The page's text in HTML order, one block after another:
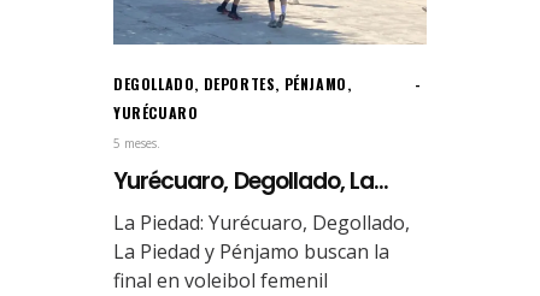
DEGOLLADO, DEPORTES, PÉNJAMO,
YURÉCUARO
5 meses.
Yurécuaro, Degollado, La...
La Piedad: Yurécuaro, Degollado,
La Piedad y Pénjamo buscan la
final en voleibol femenil